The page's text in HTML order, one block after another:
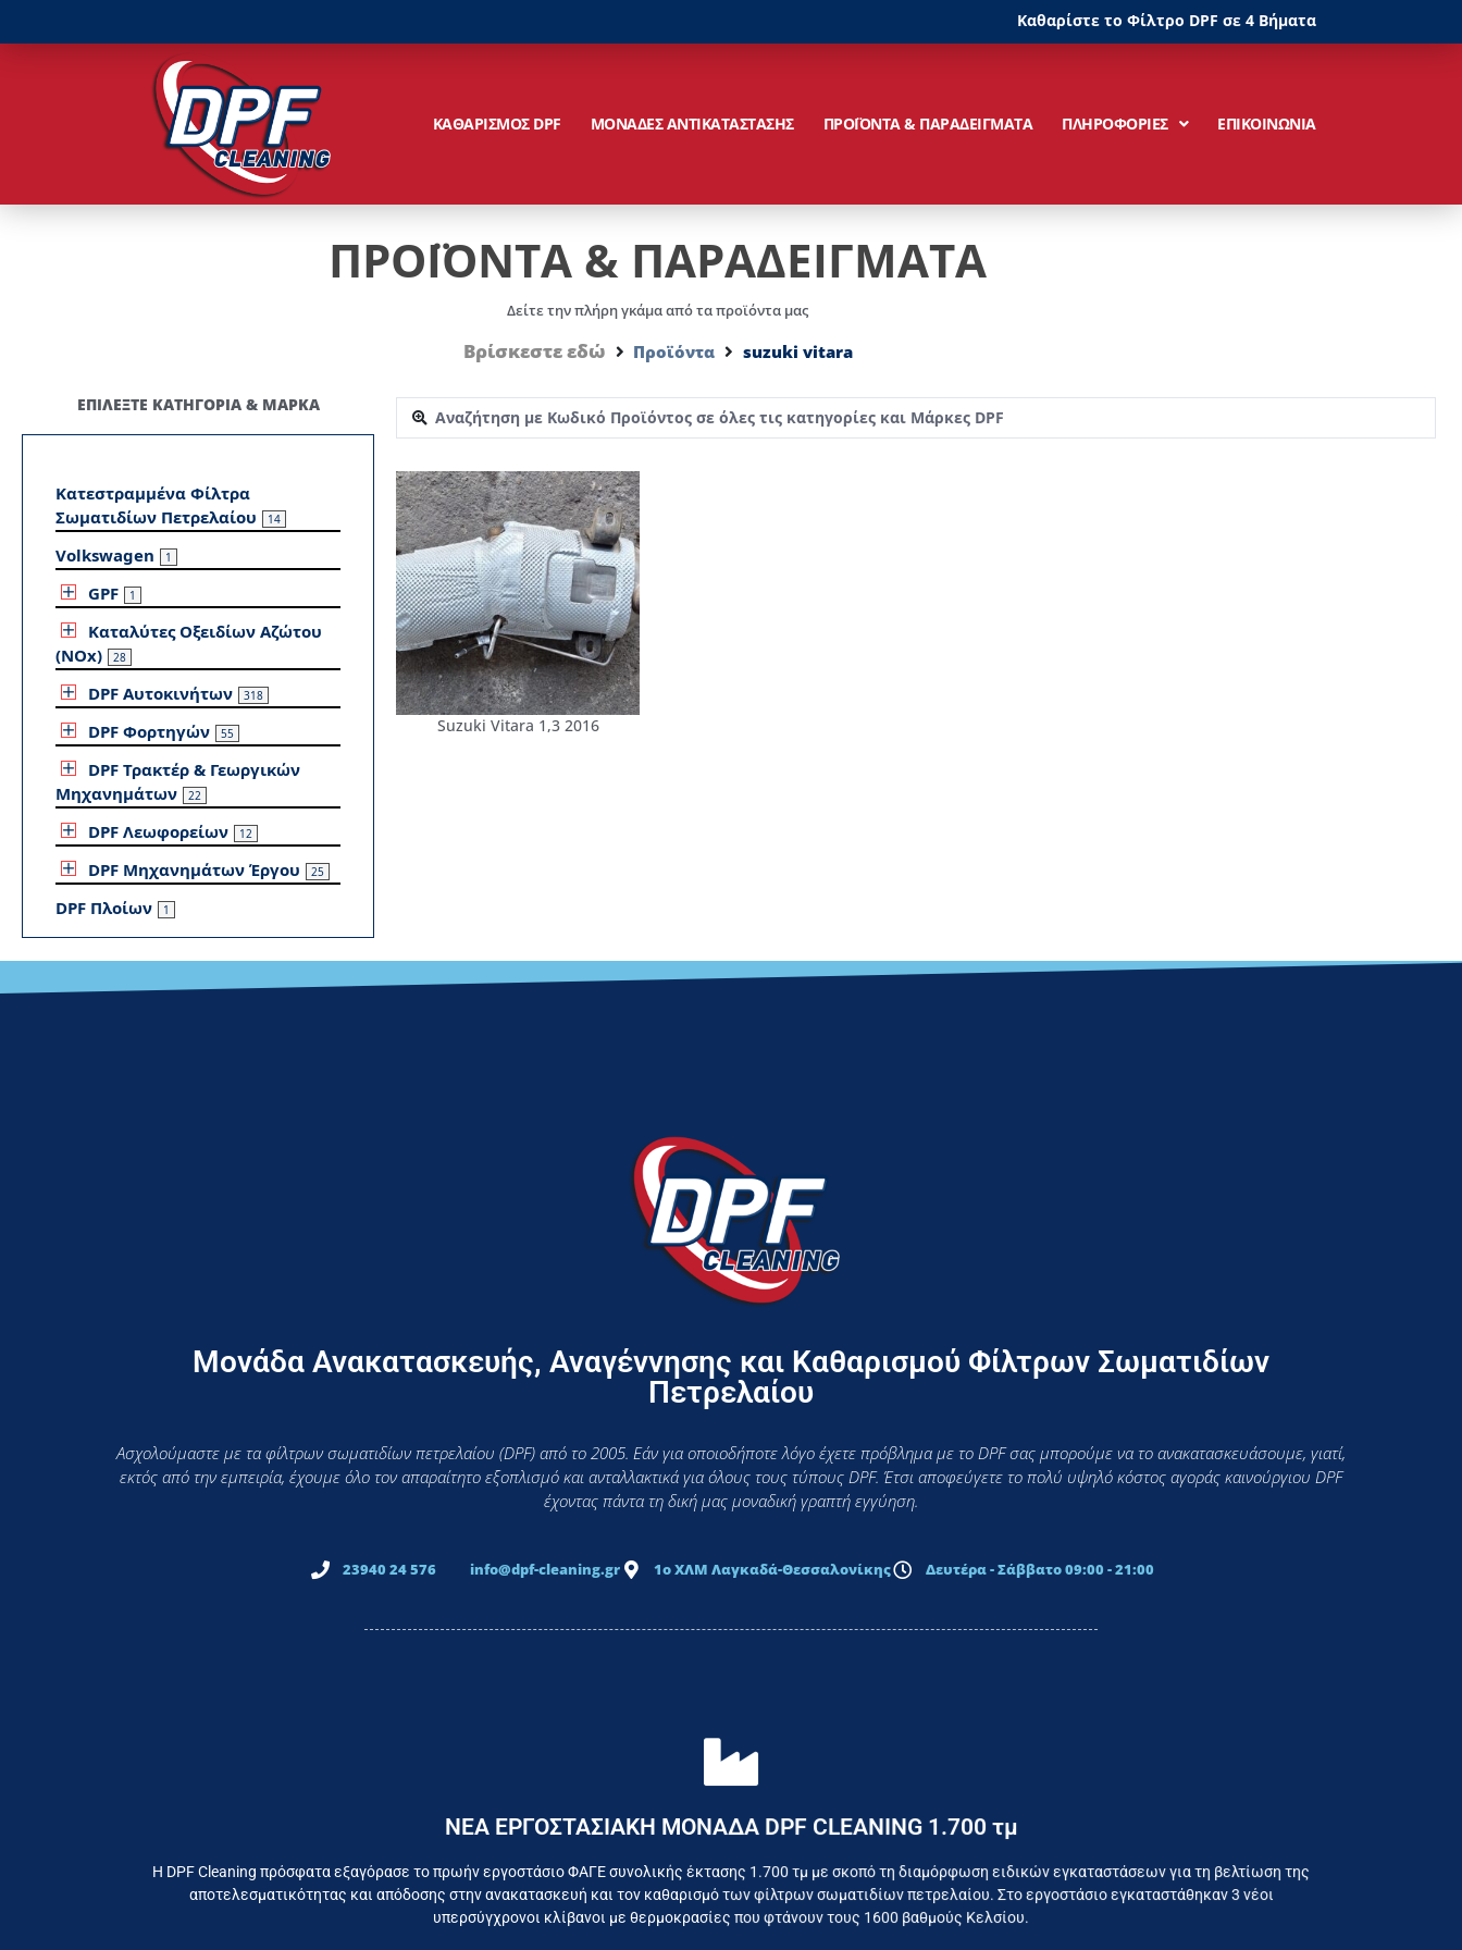
Καθαρίστε το Φίλτρο DPF σε 4 Βήματα
ΚΑΘΑΡΙΣΜΟΣ DPF ΜΟΝΑΔΕΣ ΑΝΤΙΚΑΤΑΣΤΑΣΗΣ ΠΡΟΪΟΝΤΑ & ΠΑΡΑΔΕΙΓΜΑΤΑ ΠΛΗΡΟΦΟΡΙΕΣ ΕΠΙΚΟΙΝΩΝΙΑ
ΠΡΟΪΟΝΤΑ & ΠΑΡΑΔΕΙΓΜΑΤΑ
Δείτε την πλήρη γκάμα από τα προϊόντα μας
Βρίσκεστε εδώ Προϊόντα suzuki vitara
ΕΠΙΛΕΞΤΕ ΚΑΤΗΓΟΡΙΑ & ΜΑΡΚΑ
Κατεστραμμένα Φίλτρα
Σωματιδίων Πετρελαίου
14
Volkswagen 1
GPF 1
Καταλύτες Οξειδίων Αζώτου
(NOx)
28
DPF Αυτοκινήτων 318
DPF Φορτηγών 55
DPF Τρακτέρ & Γεωργικών
Μηχανημάτων
22
DPF Λεωφορείων 12
DPF Μηχανημάτων Έργου 25
DPF Πλοίων 1
Suzuki Vitara 1,3 2016
Μονάδα Ανακατασκευής, Αναγέννησης και Καθαρισμού Φίλτρων Σωματιδίων
Πετρελαίου
Ασχολούμαστε με τα φίλτρων σωματιδίων πετρελαίου (DPF) από το 2005. Εάν για οποιοδήποτε λόγο έχετε πρόβλημα με το DPF σας μπορούμε να το ανακατασκευάσουμε, γιατί,
εκτός από την εμπειρία, έχουμε όλο τον απαραίτητο εξοπλισμό και ανταλλακτικά για όλους τους τύπους DPF. Έτσι αποφεύγετε το πολύ υψηλό κόστος αγοράς καινούργιου DPF
έχοντας πάντα τη δική μας μοναδική γραπτή εγγύηση.
23940 24 576 info@dpf-cleaning.gr 1ο ΧΛΜ Λαγκαδά-Θεσσαλονίκης Δευτέρα - Σάββατο 09:00 - 21:00
ΝΕΑ ΕΡΓΟΣΤΑΣΙΑΚΗ ΜΟΝΑΔΑ DPF CLEANING 1.700 τμ
Η DPF Cleaning πρόσφατα εξαγόρασε το πρωήν εργοστάσιο ΦΑΓΕ συνολικής έκτασης 1.700 τμ με σκοπό τη διαμόρφωση ειδικών εγκαταστάσεων για τη βελτίωση της
αποτελεσματικότητας και απόδοσης στην ανακατασκευή και τον καθαρισμό των φίλτρων σωματιδίων πετρελαίου. Στο εργοστάσιο εγκαταστάθηκαν 3 νέοι
υπερσύγχρονοι κλίβανοι με θερμοκρασίες που φτάνουν τους 1600 βαθμούς Κελσίου.
Εργαζόμαστε καθημερινά για το συμφέρον του τελικού καταναλωτή